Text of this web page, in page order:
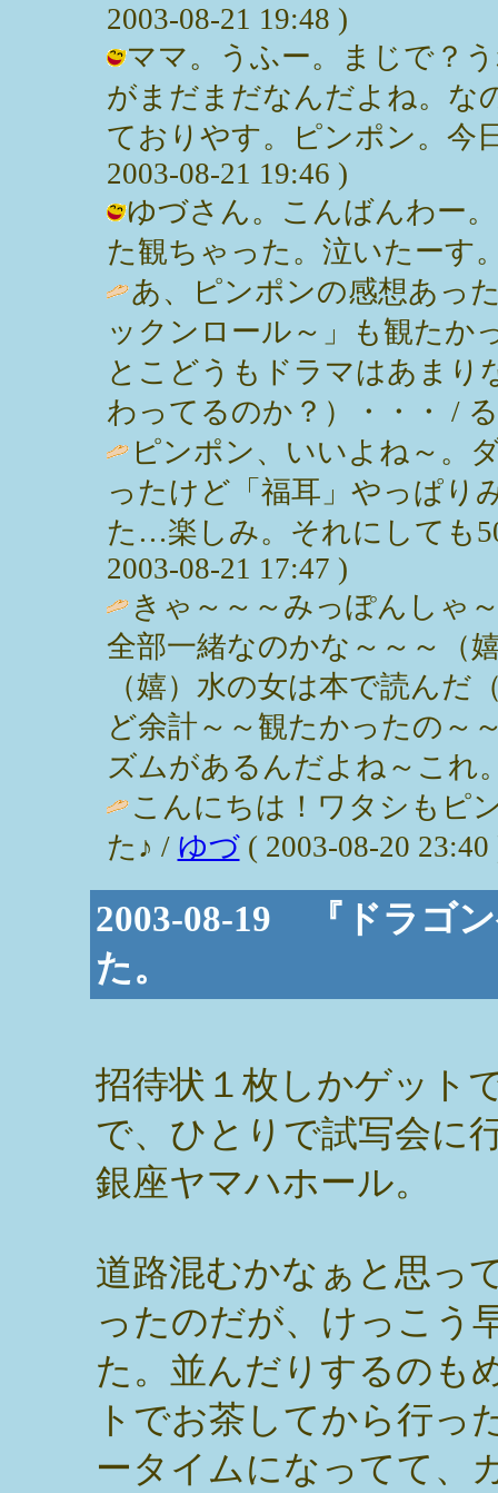
2003-08-21 19:48 )
ママ。うふー。まじで？
がまだまだなんだよね。な
ておりやす。ピンポン。今
2003-08-21 19:46 )
ゆづさん。こんばんわー
た観ちゃった。泣いたーす
あ、ピンポンの感想あっ
ックンロール～」も観たか
とこどうもドラマはあまり
わってるのか？）・・・ /
ピンポン、いいよね～。
ったけど「福耳」やっぱり
た…楽しみ。それにしても
2003-08-21 17:47 )
きゃ～～～みっぽんしゃ
全部一緒なのかな～～～（
（嬉）水の女は本で読んだ
ど余計～～観たかったの～
ズムがあるんだよね～これ
こんにちは！ワタシもピ
た♪ / ゆづ( 2003-08-20 23:40
2003-08-19 『ドラゴ
た。
招待状１枚しかゲット
で、ひとりで試写会に
銀座ヤマハホール。
道路混むかなぁと思っ
ったのだが、けっこう
た。並んだりするのも
トでお茶してから行っ
ータイムになってて、